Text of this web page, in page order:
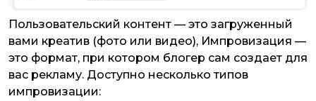
Пользовательский контент — это загруженный
вами креатив (фото или видео), Импровизация —
это формат, при котором блогер сам создает для
вас рекламу. Доступно несколько типов
импровизации: